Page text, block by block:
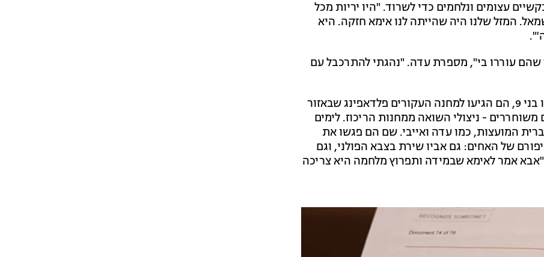
עצומים ונלחמים כדי לשרוד. "היו יריות מכל
המזל שלנו היה שהייתה לנו אימא חזקה. היא
עוררו בי", מספרת עדה. "נהגתי להתרכבל עם
האחים נשארו בברית המועצות, ולאחר המלחמה, כשהיו בני 9, הם הגיעו למחנה העקורים פלדאפינג שבאזור
- ניצולי השואה ממחנות הריכוז. לימים
המועצות, כמו עדה ואייבי. שם הם פגשו את
מייקל דומה לסיפורם של האחים: גם אביו שירת בצבא הפולני, וגם
"אבא אמר לאימא שבמידה ותפרוץ מלחמה היא צריכה